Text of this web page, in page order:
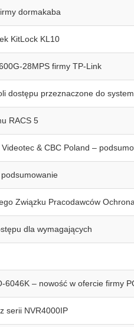
dormakaba
KitLock KL10
28MPS firmy TP-Link
dostępu przeznaczone do
RACS 5
& CBC Poland –
Związku Pracodawców
dla wymagających
6046K – nowość w ofercie firmy
serii NVR4000IP